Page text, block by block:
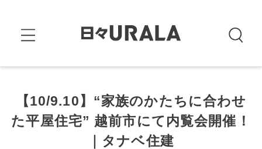
【10/9.10】“家族のかたちに合わせ
た平屋住宅” 越前市にて内覧会開催！
｜タナベ住建